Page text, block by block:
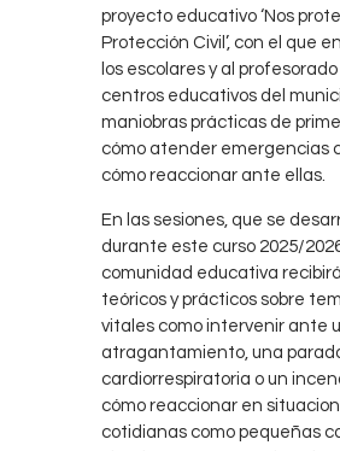
proyecto educativo ‘Nos
Protección Civil’, con el que
los escolares y al
centros educativos del
maniobras prácticas de
cómo atender emergencias
cómo reaccionar ante ellas.
En las sesiones, que se
durante este curso 2025/
comunidad educativa
teóricos y prácticos sobre
vitales como intervenir ante
atragantamiento, una
cardiorrespiratoria o un
cómo reaccionar en
cotidianas como pequeñas